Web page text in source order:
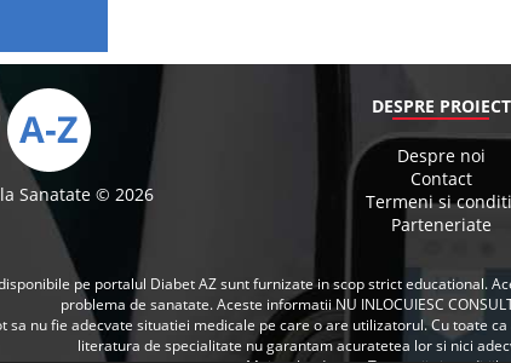
Sanatate © 2026
DESPRE PROIECT
Despre noi
Contact
Termeni si
Parteneriate
pe portalul Diabet AZ sunt furnizate in scop strict educational.
problema de sanatate. Aceste informatii NU INLOCUIESC
sa nu fie adecvate situatiei medicale pe care o are utilizatorul. Cu toate
literatura de specialitate nu garantam acuratetea lor si nici